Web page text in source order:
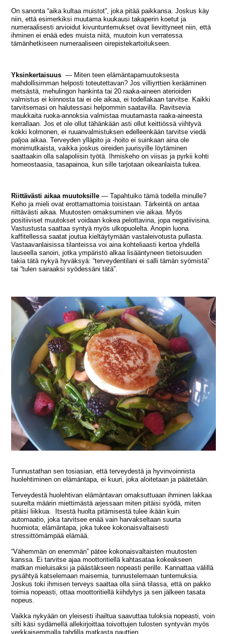
On sanonta “aika kultaa muistot”, joka pitää paikkansa. Joskus käy
niin, että esimerkiksi muutama kuukausi takaperin koetut ja
numeraalisesti arvioidut kivuntuntemukset ovat lievittyneet niin, että
ihminen ei enää edes muista niitä, muutoin kun verratessa
tämänhetkiseen numeraaliseen oirepistekartoitukseen.
Yksinkertaisuus — Miten teen elämäntapamuutoksesta
mahdollisimman helposti toteutettavan? Jos villiyrttien kerääminen
metsästä, mehulingon hankinta tai 20 raaka-aineen aterioiden
valmistus ei kiinnosta tai ei ole aikaa, ei todellakaan tarvitse. Kaikki
tarvitsemasi on halutessasi helpommin saatavilla. Ravitsevia
maukkaita ruoka-annoksia valmistaa muutamasta raaka-aineesta
kerrallaan. Jos et ole ollut tähänkään asti ollut keittiössä viihtyvä
kokki kolmonen, ei ruuanvalmistuksen edelleenkään tarvitse viedä
paljoa aikaa. Terveyden ylläpito ja -hoito ei suinkaan aina ole
monimutkaista, vaikka joskus oireiden juurisyille löytäminen
saattaakin olla salapoliisin työtä. Ihmiskeho on viisas ja pyrkii kohti
homeostaasia, tasapainoa, kun sille tarjotaan oikeanlaista tukea.
Riittävästi aikaa muutoksille — Tapahtuiko tämä todella minulle?
Keho ja mieli ovat erottamattomia toisistaan. Tärkeintä on antaa
riittävästi aikaa. Muutosten omaksuminen vie aikaa. Myös
positiiviset muutokset voidaan kokea pelottavina, jopa negatiivisina.
Vastustusta saattaa syntyä myös ulkopuolelta. Anopin luona
kaffitellessa saatat joutua kieltäytymään vastaleivotusta pullasta.
Vastaavanlaisissa tilanteissa voi aina kohteliaasti kertoa yhdellä
lauseella sanoin, jotka ympäristö alkaa lisääntyneen tietoisuuden
takia tätä nykyä hyväksyä: “terveydentilani ei salli tämän syömistä”
tai “tulen sairaaksi syödessäni tätä”.
Tunnustathan sen tosiasian, että terveydestä ja hyvinvoinnista
huolehtiminen on elämäntapa, ei kuuri, joka aloitetaan ja päätetään.
Terveydestä huolehtivan elämäntavan omaksuttuaan ihminen lakkaa
suurelta määrin miettimästä arjessaan miten pitäisi syödä, miten
pitäisi liikkua. Itsestä huolta pitämisestä tulee ikään kuin
automaatio, joka tarvitsee enää vain harvakseltaan suurta
huomiota; elämäntapa, joka tukee kokonaisvaltaisesti
stressittömämpää elämää.
“Vähemmän on enemmän” pätee kokonaisvaltaisten muutosten
kanssa. Ei tarvitse ajaa moottoritiellä kahtasataa kokeakseen
matkan mieluisaksi ja päästäkseen nopeasti perille. Kannattaa välillä
pysähtyä katselemaan maisemia, tunnustelemaan tuntemuksia.
Joskus toki ihmisen terveys saattaa olla siinä tilassa, että on pakko
toimia nopeasti, ottaa moottoritiellä kiihdytys ja sen jälkeen tasata
nopeus.
Vaikka nykyään on yleisesti ihailtua saavuttaa tuloksia nopeasti, voin
silti käsi sydämellä allekirjoittaa toivottujen tulosten syntyvän myös
verkkaisemmalla tahdilla matkasta nauttien.